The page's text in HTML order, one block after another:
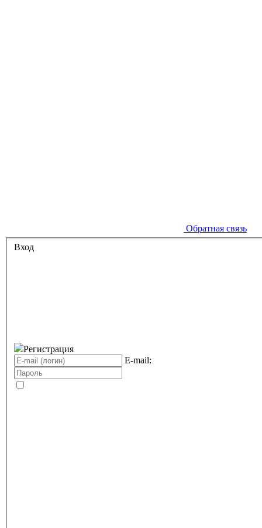
Обратная связь
Вход
Регистрация
E-mail: